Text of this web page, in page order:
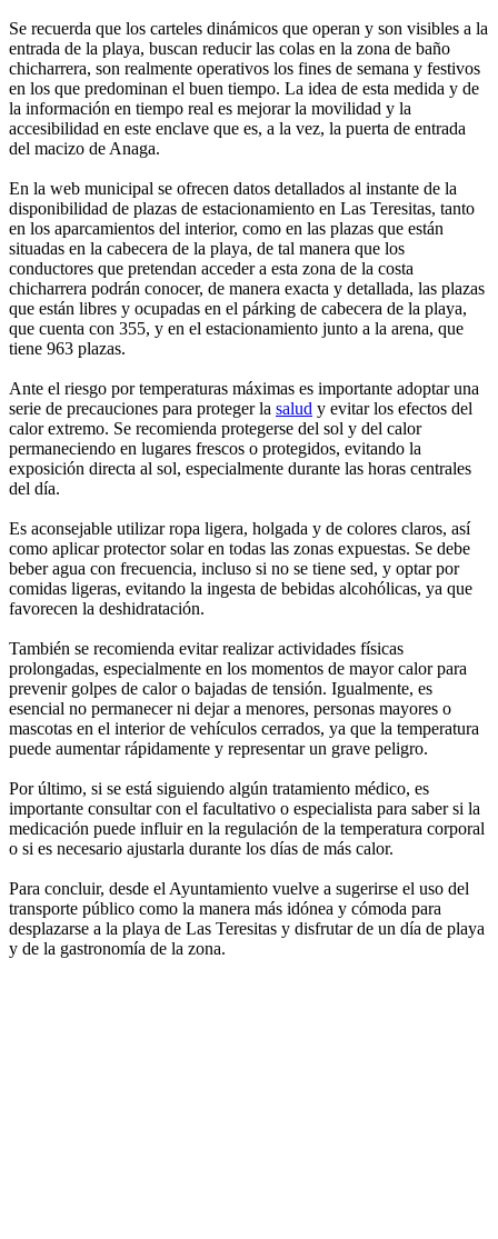
Se recuerda que los carteles dinámicos que operan y son visibles a la
entrada de la playa, buscan reducir las colas en la zona de baño
chicharrera, son realmente operativos los fines de semana y festivos
en los que predominan el buen tiempo. La idea de esta medida y de
la información en tiempo real es mejorar la movilidad y la
accesibilidad en este enclave que es, a la vez, la puerta de entrada
del macizo de Anaga.
En la web municipal se ofrecen datos detallados al instante de la
disponibilidad de plazas de estacionamiento en Las Teresitas, tanto
en los aparcamientos del interior, como en las plazas que están
situadas en la cabecera de la playa, de tal manera que los
conductores que pretendan acceder a esta zona de la costa
chicharrera podrán conocer, de manera exacta y detallada, las plazas
que están libres y ocupadas en el párking de cabecera de la playa,
que cuenta con 355, y en el estacionamiento junto a la arena, que
tiene 963 plazas.
Ante el riesgo por temperaturas máximas es importante adoptar una
serie de precauciones para proteger la salud y evitar los efectos del
calor extremo. Se recomienda protegerse del sol y del calor
permaneciendo en lugares frescos o protegidos, evitando la
exposición directa al sol, especialmente durante las horas centrales
del día.
Es aconsejable utilizar ropa ligera, holgada y de colores claros, así
como aplicar protector solar en todas las zonas expuestas. Se debe
beber agua con frecuencia, incluso si no se tiene sed, y optar por
comidas ligeras, evitando la ingesta de bebidas alcohólicas, ya que
favorecen la deshidratación.
También se recomienda evitar realizar actividades físicas
prolongadas, especialmente en los momentos de mayor calor para
prevenir golpes de calor o bajadas de tensión. Igualmente, es
esencial no permanecer ni dejar a menores, personas mayores o
mascotas en el interior de vehículos cerrados, ya que la temperatura
puede aumentar rápidamente y representar un grave peligro.
Por último, si se está siguiendo algún tratamiento médico, es
importante consultar con el facultativo o especialista para saber si la
medicación puede influir en la regulación de la temperatura corporal
o si es necesario ajustarla durante los días de más calor.
Para concluir, desde el Ayuntamiento vuelve a sugerirse el uso del
transporte público como la manera más idónea y cómoda para
desplazarse a la playa de Las Teresitas y disfrutar de un día de playa
y de la gastronomía de la zona.